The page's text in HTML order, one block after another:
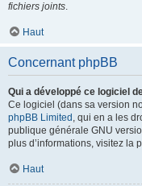
fichiers joints.
Haut
Concernant phpBB
Qui a développé ce logiciel
Ce logiciel (dans sa version
phpBB Limited , qui en a les
publique générale GNU
plus d’informations, visitez la
Haut